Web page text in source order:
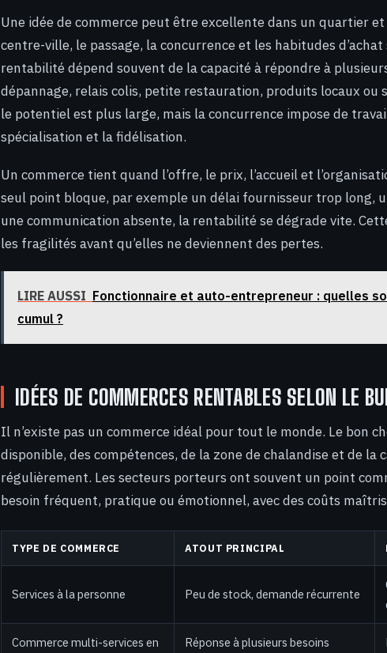
Une idée de commerce peut être excellente dans un quartier
centre-ville, le passage, la concurrence et les habitudes
rentabilité dépend souvent de la capacité à répondre à
dépannage, relais colis, petite restauration, produits locaux ou
le potentiel est plus large, mais la concurrence impose de
spécialisation et la fidélisation.
Un commerce tient quand l’offre, le prix, l’accueil et
seul point bloque, par exemple un délai fournisseur trop long,
une communication absente, la rentabilité se dégrade vite.
les fragilités avant qu’elles ne deviennent des pertes.
LIRE AUSSI Fonctionnaire et auto-entrepreneur : quelles
cumul ?
IDÉES DE COMMERCES RENTABLES SELON LE
Il n’existe pas un commerce idéal pour tout le monde. Le bon
disponible, des compétences, de la zone de chalandise et de la
régulièrement. Les secteurs porteurs ont souvent un point
besoin fréquent, pratique ou émotionnel, avec des coûts
TYPE DE COMMERCE ATOUT PRINCIPAL
Services à la personne Peu de stock, demande récurrente
Commerce multi-services en
Réponse à plusieurs besoins